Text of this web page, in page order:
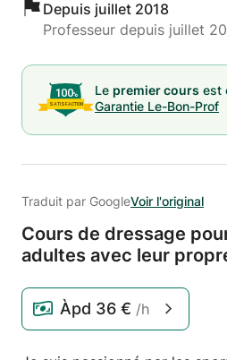
Depuis juillet 2018
Professeur depuis juillet
Le premier cours est
Garantie Le-Bon-Prof
Traduit par GoogleVoir l'original
Cours de dressage
adultes avec leur
Àpd 36 € /h